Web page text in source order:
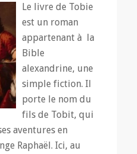
Le livre de Tobie
est un roman
appartenant à la
Bible
alexandrine, une
simple fiction. Il
porte le nom du
fils de Tobit, qui
aventures en
Raphaël. Ici, au